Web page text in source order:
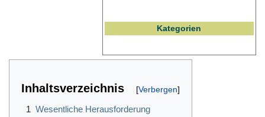
Kategorien
Inhaltsverzeichnis
1 Wesentliche Herausforderung